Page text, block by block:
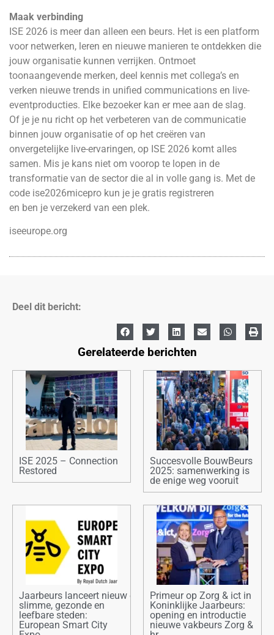
Maak verbinding
ISE 2026 is meer dan alleen een beurs. Het is een platform
voor netwerken, leren en nieuwe manieren te ontdekken die
jouw organisatie kunnen verrijken. Ontmoet
toonaangevende merken, deel kennis met collega’s en
verken nieuwe trends in unified communications en live-
eventproducties. Elke bezoeker kan er mee aan de slag.
Of je je nu richt op het verbeteren van de communicatie
binnen jouw organisatie of op het creëren van
onvergetelijke live-ervaringen, op ISE 2026 komt alles
samen. Mis je kans niet om voorop te lopen in de
transformatie van de sector die al in volle gang is. Met de
code ise2026micepro kun je je gratis registreren
en ben je verzekerd van een plek.
iseeurope.org
Deel dit bericht:
Gerelateerde berichten
ISE 2025 – Connection
Restored
Succesvolle BouwBeurs
2025: samenwerking is
de enige weg vooruit
Jaarbeurs lanceert nieuw evenement voor
slimme, gezonde en
leefbare steden:
European Smart City
Primeur op Zorg & ict in
Koninklijke Jaarbeurs:
opening en introductie
nieuwe vakbeurs Zorg &